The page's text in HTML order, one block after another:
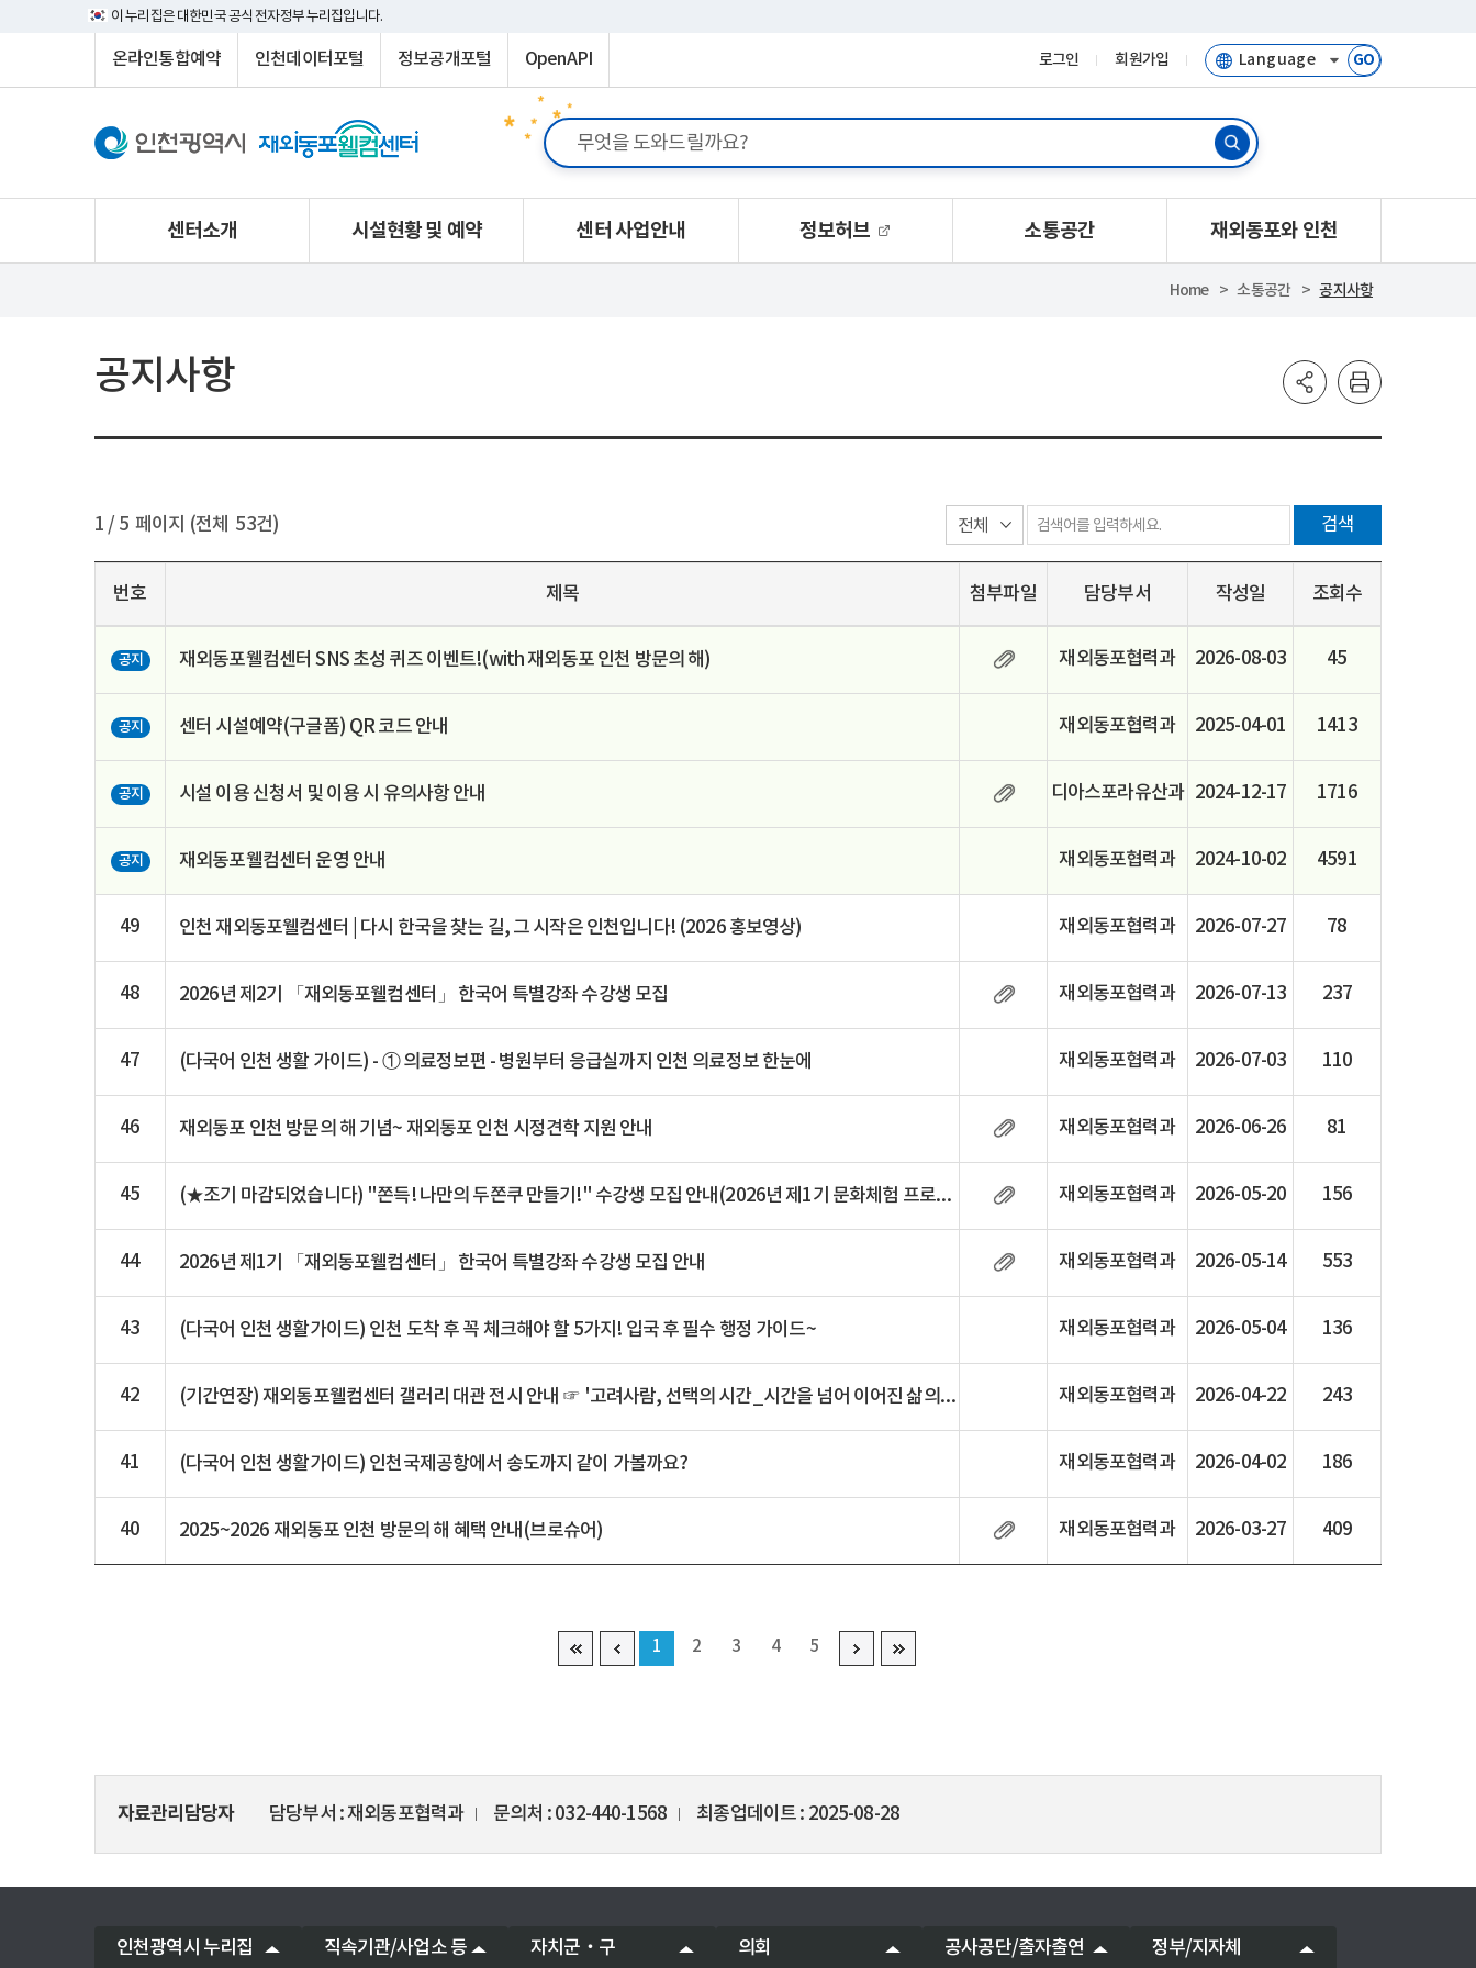
이 누리집은 대한민국 공식 전자정부 누리집입니다.
온라인통합예약 인천데이터포털 정보공개포털 OpenAPI 로그인 회원가입 GO
센터소개 시설현황 및 예약 센터 사업안내 정보허브 소통공간 재외동포와 인천
Home 소통공간 공지사항
공지사항
1 / 5 페이지 (전체 53건) 검색
번호 제목 첨부파일 담당부서 작성일 조회수
공지 재외동포웰컴센터 SNS 초성 퀴즈 이벤트!(with 재외동포 인천 방문의 해) 재외동포협력과 2026-08-03 45
공지 센터 시설예약(구글폼) QR 코드 안내 재외동포협력과 2025-04-01 1413
공지 시설 이용 신청서 및 이용 시 유의사항 안내 디아스포라유산과 2024-12-17 1716
공지 재외동포웰컴센터 운영 안내 재외동포협력과 2024-10-02 4591
49 인천 재외동포웰컴센터 | 다시 한국을 찾는 길, 그 시작은 인천입니다! (2026 홍보영상) 재외동포협력과 2026-07-27 78
48 2026년 제2기 「재외동포웰컴센터」 한국어 특별강좌 수강생 모집 재외동포협력과 2026-07-13 237
47 (다국어 인천 생활 가이드) - ① 의료정보편 - 병원부터 응급실까지 인천 의료정보 한눈에 재외동포협력과 2026-07-03 110
46 재외동포 인천 방문의 해 기념~ 재외동포 인천 시정견학 지원 안내 재외동포협력과 2026-06-26 81
45 (★조기 마감되었습니다) "쫀득! 나만의 두쫀쿠 만들기!" 수강생 모집 안내(2026년 제1기 문화체험 프로그램) 재외동포협력과 2026-05-20 156
44 2026년 제1기 「재외동포웰컴센터」 한국어 특별강좌 수강생 모집 안내 재외동포협력과 2026-05-14 553
43 (다국어 인천 생활가이드) 인천 도착 후 꼭 체크해야 할 5가지! 입국 후 필수 행정 가이드~ 재외동포협력과 2026-05-04 136
42 (기간연장) 재외동포웰컴센터 갤러리 대관 전시 안내 ☞ '고려사람, 선택의 시간_시간을 넘어 이어진 삶의 이야기' 재외동포협력과 2026-04-22 243
41 (다국어 인천 생활가이드) 인천국제공항에서 송도까지 같이 가볼까요? 재외동포협력과 2026-04-02 186
40 2025~2026 재외동포 인천 방문의 해 혜택 안내(브로슈어) 재외동포협력과 2026-03-27 409
1 2 3 4 5
자료관리담당자 담당부서 재외동포협력과 문의처 032-440-1568 최종업데이트 2025-08-28
인천광역시 누리집 직속기관/사업소 등 자치군‧구 의회 공사공단/출자출연 정부/지자체